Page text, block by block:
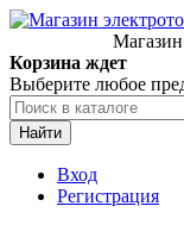
Магазин
Корзина ждет
Выберите любое
Найти
Вход
Регистрация